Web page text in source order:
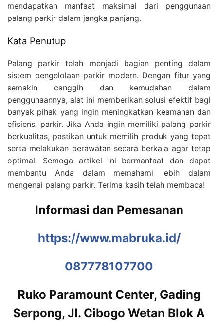
mendapatkan manfaat maksimal dari penggunaan
palang parkir dalam jangka panjang.
Kata Penutup
Palang parkir telah menjadi bagian penting dalam
sistem pengelolaan parkir modern. Dengan fitur yang
semakin canggih dan kemudahan dalam
penggunaannya, alat ini memberikan solusi efektif bagi
banyak pihak yang ingin meningkatkan keamanan dan
efisiensi parkir. Jika Anda ingin memiliki palang parkir
berkualitas, pastikan untuk memilih produk yang tepat
serta melakukan perawatan secara berkala agar tetap
optimal. Semoga artikel ini bermanfaat dan dapat
membantu Anda dalam memahami lebih dalam
mengenai palang parkir. Terima kasih telah membaca!
Informasi dan Pemesanan
https://www.mabruka.id/
087778107700
Ruko Paramount Center, Gading
Serpong, Jl. Cibogo Wetan Blok A